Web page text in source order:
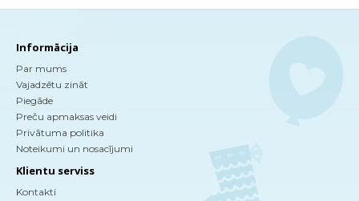
Informācija
Par mums
Vajadzētu zināt
Piegāde
Preču apmaksas veidi
Privātuma politika
Noteikumi un nosacījumi
Klientu serviss
Kontakti